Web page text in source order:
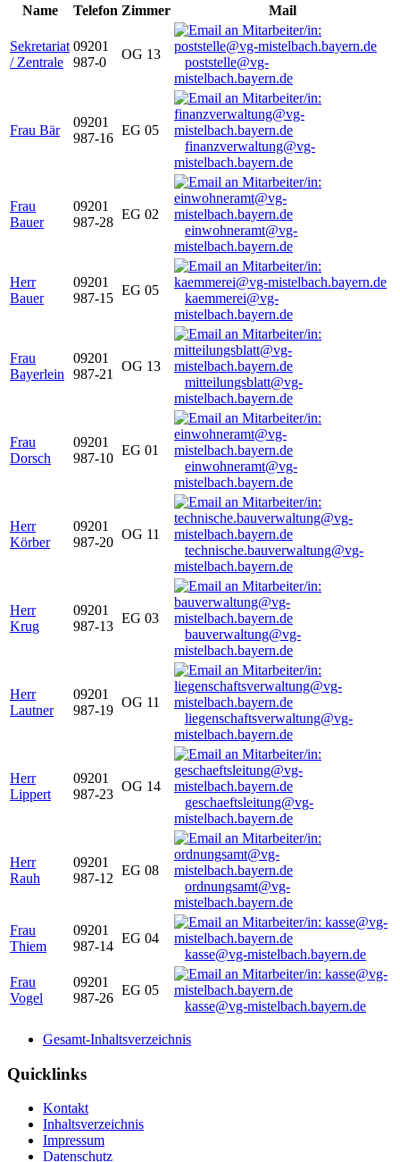
Name
Telefon Zimmer Mail
Sekretariat
/ Zentrale
09201
987-0
OG 13
poststelle@vg-
mistelbach.bayern.de
Frau Bär
09201
987-16
EG 05
finanzverwaltung@vg-
mistelbach.bayern.de
Frau
Bauer
09201
987-28
EG 02
einwohneramt@vg-
mistelbach.bayern.de
Herr
Bauer
09201
987-15
EG 05
kaemmerei@vg-
mistelbach.bayern.de
Frau
Bayerlein
09201
987-21
OG 13
mitteilungsblatt@vg-
mistelbach.bayern.de
Frau
Dorsch
09201
987-10
EG 01
einwohneramt@vg-
mistelbach.bayern.de
Herr
Körber
09201
987-20
OG 11
technische.bauverwaltung@vg-
mistelbach.bayern.de
Herr
Krug
09201
987-13
EG 03
bauverwaltung@vg-
mistelbach.bayern.de
Herr
Lautner
09201
987-19
OG 11
liegenschaftsverwaltung@vg-
mistelbach.bayern.de
Herr
Lippert
09201
987-23
OG 14
geschaeftsleitung@vg-
mistelbach.bayern.de
Herr
Rauh
09201
987-12
EG 08
ordnungsamt@vg-
mistelbach.bayern.de
Frau
Thiem
09201
987-14
EG 04
kasse@vg-mistelbach.bayern.de
Frau
Vogel
09201
987-26
EG 05
kasse@vg-mistelbach.bayern.de
Gesamt-Inhaltsverzeichnis
Quicklinks
Kontakt
Inhaltsverzeichnis
Impressum
Datenschutz